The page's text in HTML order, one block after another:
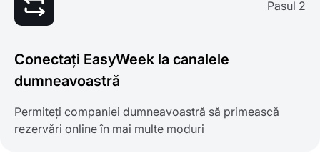
Pasul 2
Conectați EasyWeek la canalele
dumneavoastră
Permiteți companiei dumneavoastră să primească
rezervări online în mai multe moduri